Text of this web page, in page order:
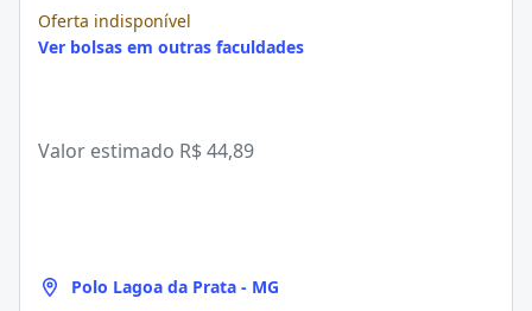
Oferta indisponível
Ver bolsas em outras faculdades
Valor estimado R$ 44,89
Polo Lagoa da Prata - MG